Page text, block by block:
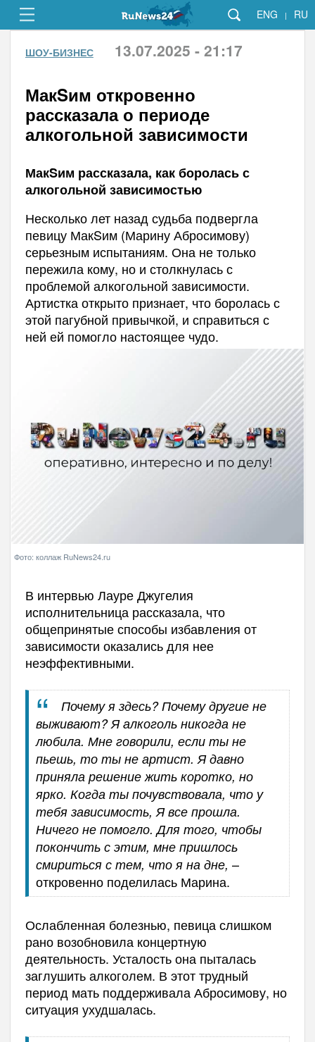
ENG | RU
ШОУ-БИЗНЕС 13.07.2025 - 21:17
МакSим откровенно
рассказала о периоде
алкогольной зависимости
МакSим рассказала, как боролась с
алкогольной зависимостью
Несколько лет назад судьба подвергла
певицу МакSим (Марину Абросимову)
серьезным испытаниям. Она не только
пережила кому, но и столкнулась с
проблемой алкогольной зависимости.
Артистка открыто признает, что боролась с
этой пагубной привычкой, и справиться с
ней ей помогло настоящее чудо.
Фото: коллаж RuNews24.ru
В интервью Лауре Джугелия
исполнительница рассказала, что
общепринятые способы избавления от
зависимости оказались для нее
неэффективными.
Почему я здесь? Почему другие не
выживают? Я алкоголь никогда не
любила. Мне говорили, если ты не
пьешь, то ты не артист. Я давно
приняла решение жить коротко, но
ярко. Когда ты почувствовала, что у
тебя зависимость, Я все прошла.
Ничего не помогло. Для того, чтобы
покончить с этим, мне пришлось
смириться с тем, что я на дне, –
откровенно поделилась Марина.
Ослабленная болезнью, певица слишком
рано возобновила концертную
деятельность. Усталость она пыталась
заглушить алкоголем. В этот трудный
период мать поддерживала Абросимову, но
ситуация ухудшалась.